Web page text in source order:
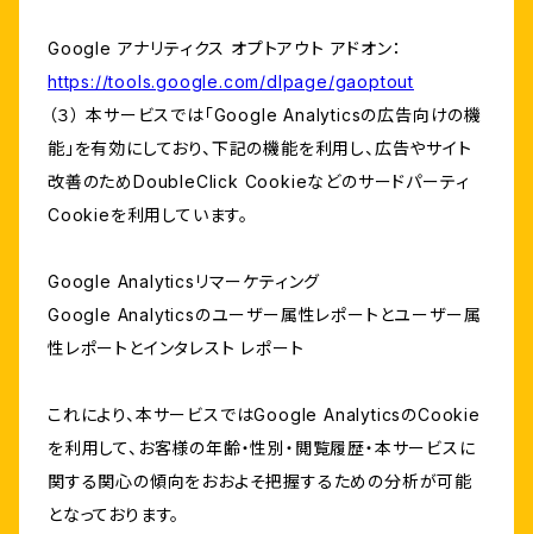
Google アナリティクス オプトアウト アドオン：
https://tools.google.com/dlpage/gaoptout
（３） 本サービスでは「Google Analyticsの広告向けの機
能」を有効にしており、下記の機能を利用し、広告やサイト
改善のためDoubleClick Cookieなどのサードパーティ
Cookieを利用しています。
Google Analyticsリマーケティング
Google Analyticsのユーザー属性レポートとユーザー属
性レポートとインタレスト レポート
これにより、本サービスではGoogle AnalyticsのCookie
を利用して、お客様の年齢・性別・閲覧履歴・本サービスに
関する関心の傾向をおおよそ把握するための分析が可能
となっております。